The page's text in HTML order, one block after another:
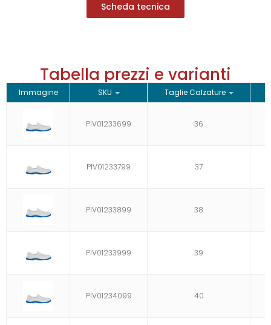
Scheda tecnica
Tabella prezzi e varianti
Immagine SKU Taglie Calzature
PIV01233699 36
PIV01233799 37
PIV01233899 38
PIV01233999 39
PIV01234099 40